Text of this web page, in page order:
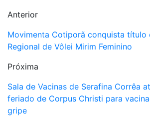
Anterior
Movimenta Cotiporã conquista título
Regional de Vôlei Mirim Feminino
Próxima
Sala de Vacinas de Serafina Corrêa
feriado de Corpus Christi para
gripe